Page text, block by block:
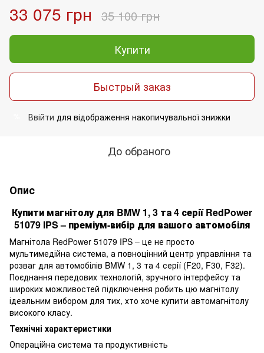
33 075 грн 35 100 грн
Купити
Быстрый заказ
Ввійти для відображення накопичувальної знижки
До обраного
Опис
Купити магнітолу для BMW 1, 3 та 4 серії RedPower
51079 IPS – преміум-вибір для вашого автомобіля
Магнітола RedPower 51079 IPS – це не просто
мультимедійна система, а повноцінний центр управління та
розваг для автомобілів BMW 1, 3 та 4 серії (F20, F30, F32).
Поєднання передових технологій, зручного інтерфейсу та
широких можливостей підключення робить цю магнітолу
ідеальним вибором для тих, хто хоче купити автомагнітолу
високого класу.
Технічні характеристики
Операційна система та продуктивність